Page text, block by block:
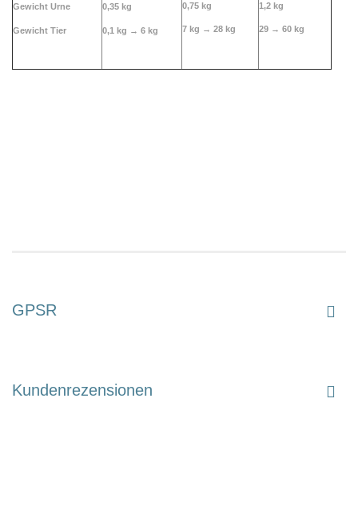
Gewicht Urne
Gewicht Tier
0,35 kg
0,1 kg → 6 kg
0,75 kg
7 kg → 28 kg
1,2 kg
29 → 60 kg
GPSR
Kundenrezensionen